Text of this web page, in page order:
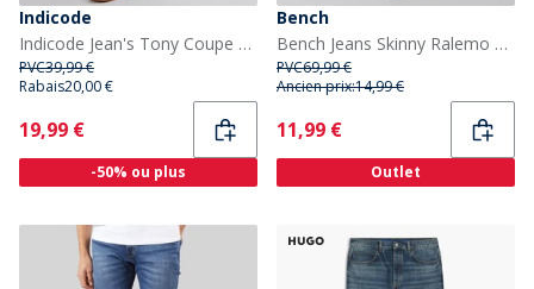
Indicode
Indicode Jean's Tony Coupe Classique Bleu Foncé Homme
PVC39,99 €
Rabais20,00 €
Current
19,99 €
-50% ou plus
Bench
Bench Jeans Skinny Ralemo Homme Délavage Moyen
PVC69,99 €
Ancien prix:14,99 €
Current
11,99 €
Outlet